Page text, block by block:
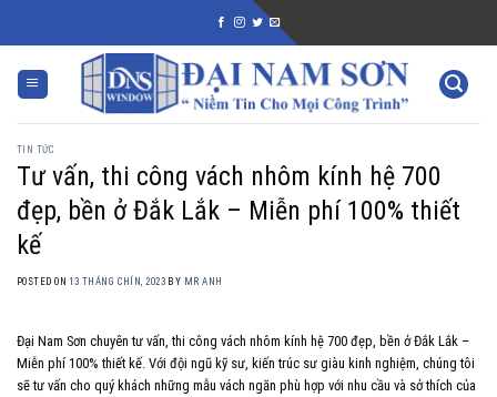
TIN TỨC
Tư vấn, thi công vách nhôm kính hệ 700
đẹp, bền ở Đắk Lắk – Miễn phí 100% thiết
kế
POSTED ON13 THÁNG CHÍN, 2023 BY MR ANH
Đại Nam Sơn chuyên tư vấn, thi công vách nhôm kính hệ 700 đẹp, bền ở Đắk Lắk –
Miễn phí 100% thiết kế. Với đội ngũ kỹ sư, kiến trúc sư giàu kinh nghiệm, chúng tôi
sẽ tư vấn cho quý khách những mẫu vách ngăn phù hợp với nhu cầu và sở thích của